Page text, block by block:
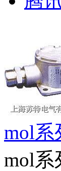
mol系
mol系